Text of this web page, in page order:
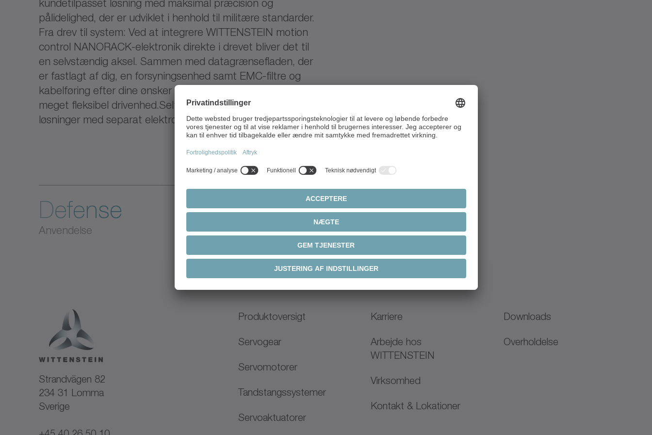
kundetilpasset løsning med maksimal præcision og
pålidelighed, der er udviklet i henhold til militære standarder.
Fra drev til system: Ved at integrere WITTENSTEIN motion
control NANORACK-elektronik direkte i drevet bliver det til
en selvstændig aksel. Sammen med datagrænsefladen, der
er fastlagt af dig, en forsyningsenhed samt EMC-filtre og
kabelføring efter dine ønsker opstår der på den måde en
meget fleksibel drivenhed.Selfølgelig tilbyder vi også
løsninger med separat elektronik.
Defense
Anvendelse
Kundetilpasset
Løsning
Strandvägen 82
234 31 Lomma
Sverige
Produktoversigt
Servogear
Servomotorer
Tandstangssystemer
Servoaktuatorer
Karriere
Arbejde hos
WITTENSTEIN
Virksomhed
Kontakt & Lokationer
Downloads
Overholdelse